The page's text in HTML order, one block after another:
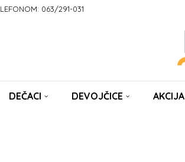
063/291-031
DEČACI DEVOJČICE AKCIJA